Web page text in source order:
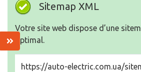
Sitemap XML
Votre site web dispose d’une
optimal.
https://auto-electric.com.ua/